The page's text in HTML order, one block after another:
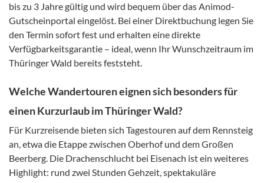
bis zu 3 Jahre gültig und wird bequem über das Animod-
Gutscheinportal eingelöst. Bei einer Direktbuchung legen Sie
den Termin sofort fest und erhalten eine direkte
Verfügbarkeitsgarantie – ideal, wenn Ihr Wunschzeitraum im
Thüringer Wald bereits feststeht.
Welche Wandertouren eignen sich besonders für
einen Kurzurlaub im Thüringer Wald?
Für Kurzreisende bieten sich Tagestouren auf dem Rennsteig
an, etwa die Etappe zwischen Oberhof und dem Großen
Beerberg. Die Drachenschlucht bei Eisenach ist ein weiteres
Highlight: rund zwei Stunden Gehzeit, spektakuläre